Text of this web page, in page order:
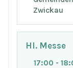
Zwickau
Hl. Messe
17:00 -